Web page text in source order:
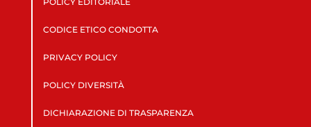
CODICE ETICO CONDOTTA
PRIVACY POLICY
POLICY DIVERSITÀ
DICHIARAZIONE DI TRASPARENZA